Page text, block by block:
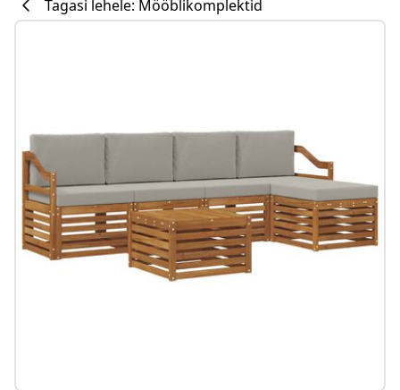
Tagasi lehele: Mööblikomplektid